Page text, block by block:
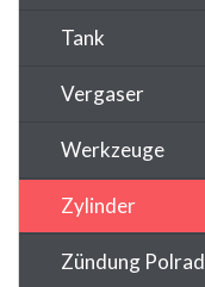
Tank
Vergaser
Werkzeuge
Zylinder
Zündung Polrad